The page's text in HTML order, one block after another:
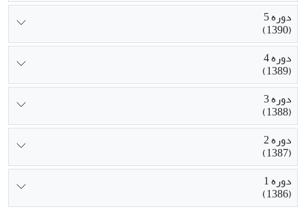
دوره 5
(1390)
دوره 4
(1389)
دوره 3
(1388)
دوره 2
(1387)
دوره 1
(1386)